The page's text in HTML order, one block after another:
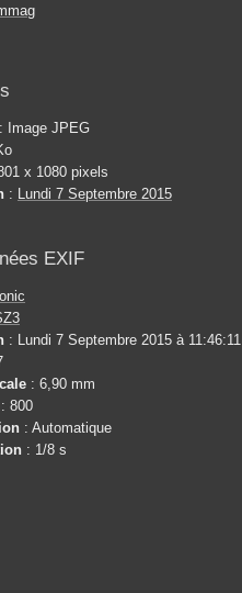
: Image JPEG
x 1080 pixels
: Lundi 7 Septembre 2015
EXIF
: Lundi 7 Septembre 2015 à 11:46:11
: 6,90 mm
: 800
: Automatique
: 1/8 s